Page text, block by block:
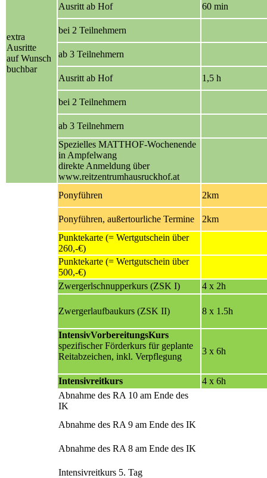
extra
Ausritte
auf Wunsch
buchbar
Ausritt ab Hof 60 min
bei 2 Teilnehmern
ab 3 Teilnehmern
Ausritt ab Hof 1,5 h
bei 2 Teilnehmern
ab 3 Teilnehmern
Spezielles MATTHOF-Wochenende
in Ampfelwang
direkte Anmeldung über
www.reitzentrumhausruckhof.at
Ponyführen
2km
Ponyführen, außertourliche Termine
2km
Punktekarte (= Wertgutschein über
260,-€)
Punktekarte (= Wertgutschein über
500,-€)
Zwergerlschnupperkurs (ZSK I)
4 x 2h
Zwergerlaufbaukurs (ZSK II) 8 x 1.5h
IntensivVorbereitungsKurs
spezifischer Förderkurs für geplante
Reitabzeichen, inkl. Verpflegung
3 x 6h
Intensivreitkurs
4 x 6h
Abnahme des RA 10 am Ende des
IK
Abnahme des RA 9 am Ende des IK
Abnahme des RA 8 am Ende des IK
Intensivreitkurs 5. Tag